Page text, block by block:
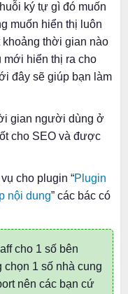
ký tự gì đó muốn
muốn hiển thị luôn
thời gian nào
mới hiển thị ra cho
đây sẽ giúp bạn làm
gian người dùng ở
cho SEO và được
cho plugin “Plugin
nội dung” các bác có
cho 1 số bên
chọn 1 số nhà cung
nên các bạn cứ